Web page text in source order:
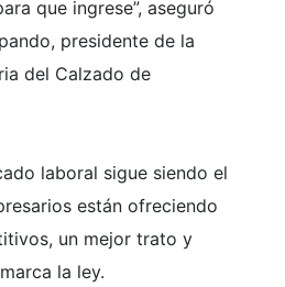
que ingrese”, aseguró
presidente de la
del Calzado de
laboral sigue siendo el
están ofreciendo
un mejor trato y
la ley.